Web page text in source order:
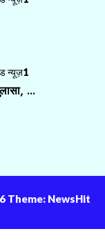
न्यूज़1
...
Theme: NewsHit